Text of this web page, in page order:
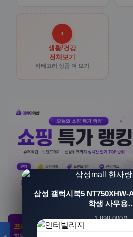
›
생활/건강
전체보기
카테고리 상품 더 보기
프리미엄 제휴 사이트
[3+1] 동국제약 마이핏 V 활성
부영양 30정, 4
100,000원
삼성 갤럭시북5 NT750XHW-
학생 사무용
1,999,000원